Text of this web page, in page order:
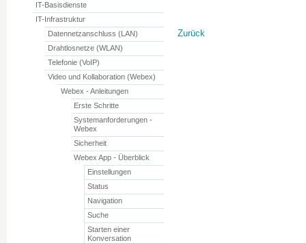
Zurück
IT-Basisdienste
IT-Infrastruktur
Datennetzanschluss (LAN)
Drahtlosnetze (WLAN)
Telefonie (VoIP)
Video und Kollaboration (Webex)
Webex - Anleitungen
Erste Schritte
Systemanforderungen -
Webex
Sicherheit
Webex App - Überblick
Einstellungen
Status
Navigation
Suche
Starten einer
Konversation